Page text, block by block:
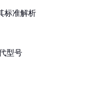
标准解析
型号